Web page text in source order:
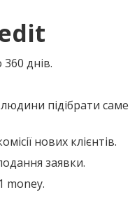
днів.
підібрати саме
нових клієнтів.
заявки.
money.